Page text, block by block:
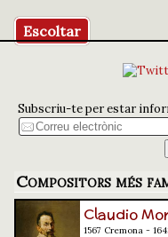
Escoltar
Subscriu-te per estar
Compositors més
Claudio
1567 Cremona -